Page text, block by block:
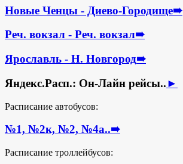
Новые Ченцы - Диево-Городище➠
Реч. вокзал - Реч. вокзал➠
Ярославль - Н. Новгород➠
Яндекс.Расп.: Он-Лайн рейсы..►
Расписание автобусов:
№1, №2к, №2, №4а..➠
Расписание троллейбусов: